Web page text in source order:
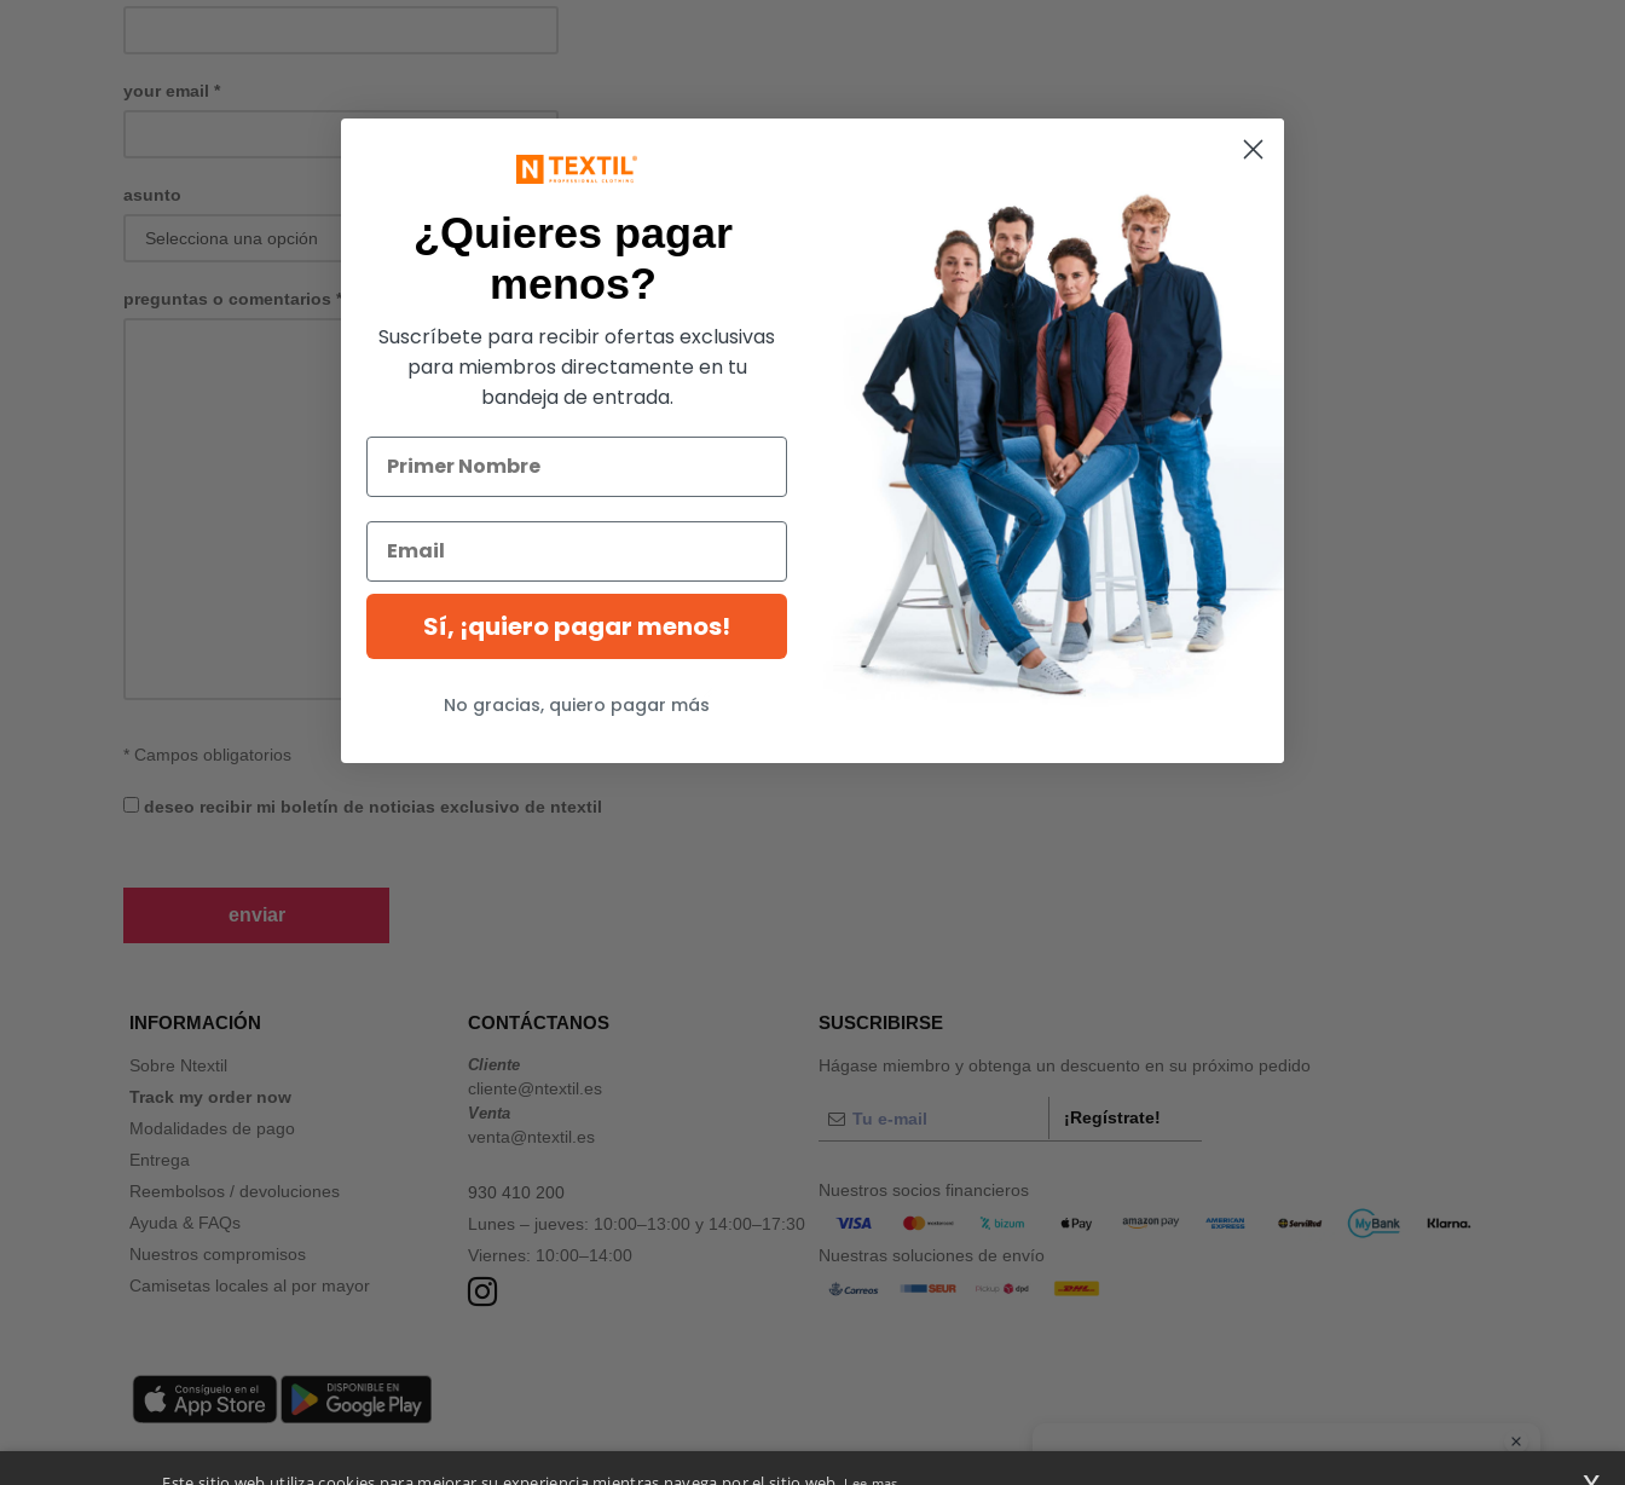
your email *
asunto
preguntas o comentarios *
* Campos obligatorios
deseo recibir mi boletín de noticias exclusivo de ntextil
enviar
INFORMACIÓN
Sobre Ntextil
Track my order now
Modalidades de pago
Entrega
Reembolsos / devoluciones
Ayuda & FAQs
Nuestros compromisos
Camisetas locales al por mayor
CONTÁCTANOS
Cliente
cliente@ntextil.es
Venta
venta@ntextil.es
930 410 200
Lunes – jueves: 10:00–13:00 y 14:00–17:30
Viernes: 10:00–14:00
SUSCRIBIRSE
Hágase miembro y obtenga un descuento en su próximo pedido
¡Regístrate!
Nuestros socios financieros
Nuestras soluciones de envío
¿Quieres pagar
menos?
Suscríbete para recibir ofertas exclusivas
para miembros directamente en tu
bandeja de entrada.
Sí, ¡quiero pagar menos!
No gracias, quiero pagar más